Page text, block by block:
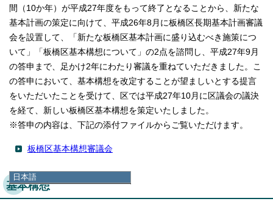
日本語
日本語
English
間（10か年）が平成27年度をもって終了となることから、新たな
基本計画の策定に向けて、平成26年8月に板橋区長期基本計画審議
会を設置して、「新たな板橋区基本計画に盛り込むべき施策につ
いて」「板橋区基本構想について」の2点を諮問し、平成27年9月
の答申まで、足かけ2年にわたり審議を重ねていただきました。こ
の答申において、基本構想を改定することが望ましいとする提言
をいただいたことを受けて、区では平成27年10月に区議会の議決
を経て、新しい板橋区基本構想を策定いたしました。
※答申の内容は、下記の添付ファイルからご覧いただけます。
板橋区基本構想審議会
基本構想